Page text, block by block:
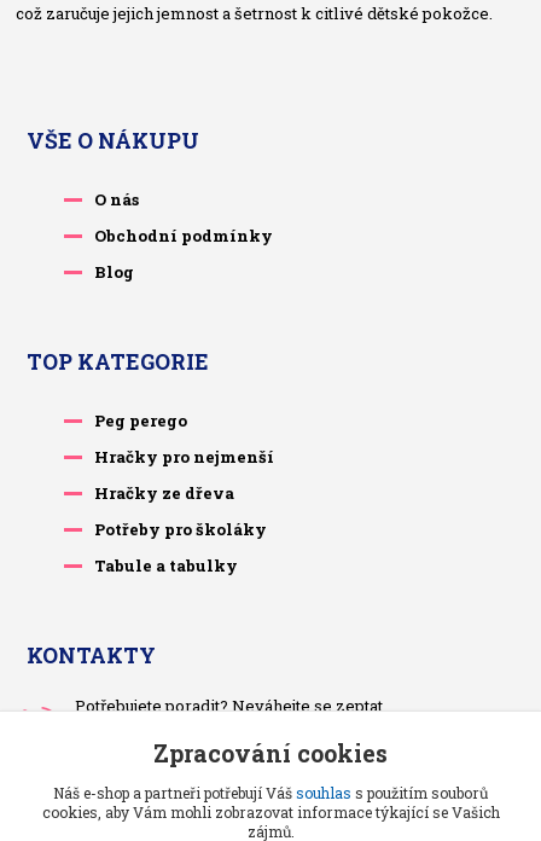
což zaručuje jejich jemnost a šetrnost k citlivé dětské pokožce.
VŠE O NÁKUPU
O nás
Obchodní podmínky
Blog
TOP KATEGORIE
Peg perego
Hračky pro nejmenší
Hračky ze dřeva
Potřeby pro školáky
Tabule a tabulky
KONTAKTY
Potřebujete poradit? Neváhejte se zeptat.
Po-čt, po 13 hodině
pietrasova.p@seznam.cz
Zpracování cookies
Náš e-shop a partneři potřebují Vášsouhlas s použitím souborů
cookies, aby Vám mohli zobrazovat informace týkající se Vašich
zájmů.